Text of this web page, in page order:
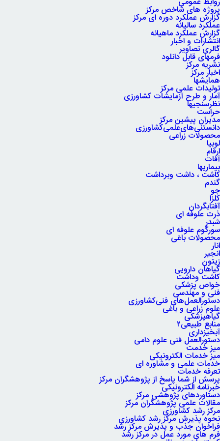
پروژه های شاخص مرکز
گزارش عملکرد دوره ای مرکز
عملکرد سالیانه
گزارش عملکرد ماهیانه
انتشارات و اخبار
گالری تصاویر
فرمهای قابل دانلود
نشریه مرکز
اخبار مرکز
همایشها
تولیدات علمی مرکز
آمار و طرح آزمایشات کشاورزی
نظرسنجیها
حراست
مدیران پیشین مرکز
دانستنی‌های‌علمی‌کشاورزی
محصولات زراعی
لوبیا
ارقام
آفات
بیماریها
کاشت ، داشت وبرداشت
گندم
جو
کلزا
آفتابگردان
ذرت علوفه ای
شبدر
سورگوم علوفه ای
محصولات باغی
انار
انجیر
زیتون
گیاهان دارویی
کاشت وداشت
خواص پزشکی
فنی و مهندسی
دستورالعمل‌های فنی‌کشاورزی
علوم زراعی و باغی
گیاهپزشکی
منابع طبیعی۲
آبخیزداری
دستورالعمل فنی علوم دامی
میز خدمت
میز خدمات الکترونیکی
خدمات علمی و مشاوره ای
تعرفه خدمات
پرسش از شما پاسخ از پژوهشگران مرکز
خبرنامه الکترونیکی
دستاوردهای پژوهشی مرکز
مقالات علمی پژوهشگران مرکز
مرکز رشد کشاورزی
نحوه پذیرش مرکز رشد کشاورزی
فراخوان جذب و پذیرش مرکز رشد
فرم های مورد عمل در مرکز رشد